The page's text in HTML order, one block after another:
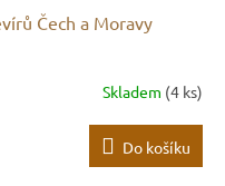
Čech a Moravy
Skladem (4 ks)
Do košíku